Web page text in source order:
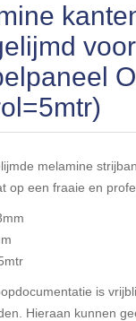
melamine
op een fraaie en
is
Hieraan kunnen